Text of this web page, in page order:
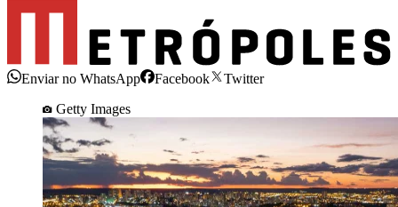
Enviar no WhatsApp Facebook
Twitter
Getty Images